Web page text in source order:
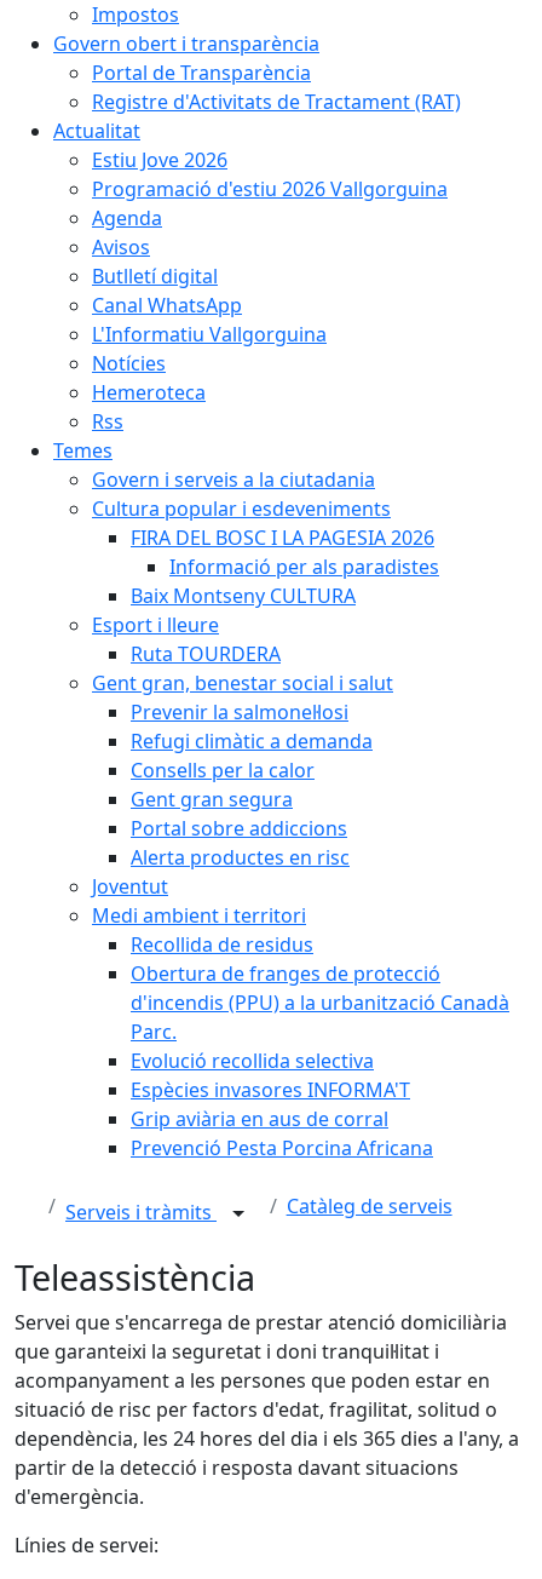
Impostos
Govern obert i transparència
Portal de Transparència
Registre d'Activitats de Tractament (RAT)
Actualitat
Estiu Jove 2026
Programació d'estiu 2026 Vallgorguina
Agenda
Avisos
Butlletí digital
Canal WhatsApp
L'Informatiu Vallgorguina
Notícies
Hemeroteca
Rss
Temes
Govern i serveis a la ciutadania
Cultura popular i esdeveniments
FIRA DEL BOSC I LA PAGESIA 2026
Informació per als paradistes
Baix Montseny CULTURA
Esport i lleure
Ruta TOURDERA
Gent gran, benestar social i salut
Prevenir la salmonel·losi
Refugi climàtic a demanda
Consells per la calor
Gent gran segura
Portal sobre addiccions
Alerta productes en risc
Joventut
Medi ambient i territori
Recollida de residus
Obertura de franges de protecció
d'incendis (PPU) a la urbanització Canadà
Parc.
Evolució recollida selectiva
Espècies invasores INFORMA'T
Grip aviària en aus de corral
Prevenció Pesta Porcina Africana
Serveis i tràmits Catàleg de serveis
Teleassistència
Servei que s'encarrega de prestar atenció domiciliària
que garanteixi la seguretat i doni tranquil·litat i
acompanyament a les persones que poden estar en
situació de risc per factors d'edat, fragilitat, solitud o
dependència, les 24 hores del dia i els 365 dies a l'any, a
partir de la detecció i resposta davant situacions
d'emergència.
Línies de servei: